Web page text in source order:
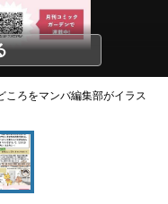
ころをマンバ編集部がイラス